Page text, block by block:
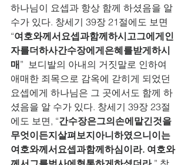
하나님이 요셉과 항상 함께 하셨음을 알
수가 있다. 창세기 39장 21절에도 보면
“여호와께서요셉과함께하시고그에게인
자를더하사간수장에게은혜를받게하시
매”  보디발의 아내의 거짓말로 인하여
애매한 죄목으로 감옥에 갇히게 되었던
요셉에게 하나님은 그 곳에서도 함께 하
셨음을 알 수가 있다. 창세기 39장 23절
에도 보면, “간수장은그의손에맡긴것을
무엇이든지살펴보지아니하였으니이는
여호와께서요셉과함께하심이라. 여호와